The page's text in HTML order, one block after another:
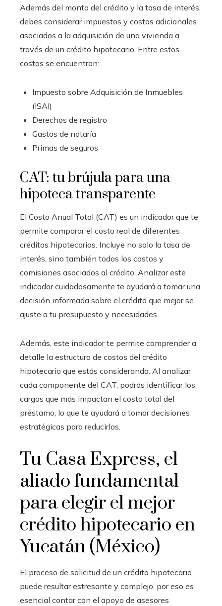
Además del monto del crédito y la tasa de interés,
debes considerar impuestos y costos adicionales
asociados a la adquisición de una vivienda a
través de un crédito hipotecario. Entre estos
costos se encuentran:
Impuesto sobre Adquisición de Inmuebles
(ISAI)
Derechos de registro
Gastos de notaría
Primas de seguros
CAT: tu brújula para una
hipoteca transparente
El Costo Anual Total (CAT) es un indicador que te
permite comparar el costo real de diferentes
créditos hipotecarios. Incluye no solo la tasa de
interés, sino también todos los costos y
comisiones asociados al crédito. Analizar este
indicador cuidadosamente te ayudará a tomar una
decisión informada sobre el crédito que mejor se
ajuste a tu presupuesto y necesidades.
Además, este indicador te permite comprender a
detalle la estructura de costos del crédito
hipotecario que estás considerando. Al analizar
cada componente del CAT, podrás identificar los
cargos que más impactan el costo total del
préstamo, lo que te ayudará a tomar decisiones
estratégicas para reducirlos.
Tu Casa Express, el
aliado fundamental
para elegir el mejor
crédito hipotecario en
Yucatán (México)
El proceso de solicitud de un crédito hipotecario
puede resultar estresante y complejo, por eso es
esencial contar con el apoyo de asesores